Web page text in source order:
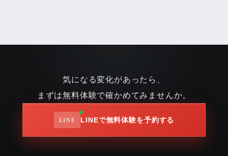
気になる変化があったら、
まずは無料体験で確かめてみませんか。
LINEで無料体験を予約する